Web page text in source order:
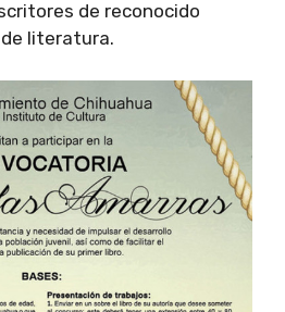
de reconocido
literatura.